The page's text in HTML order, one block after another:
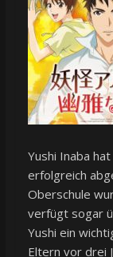
Yushi Inaba
erfolgreich
Oberschule
verfügt sogar
Yushi ein
Eltern vor drei